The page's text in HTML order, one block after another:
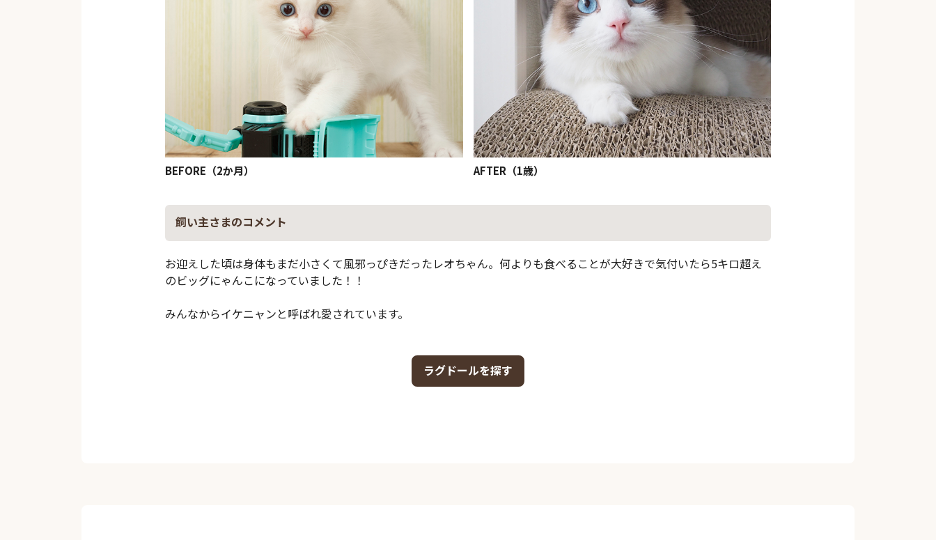
BEFORE（2か月） AFTER（1歳）
飼い主さまのコメント
お迎えした頃は身体もまだ小さくて風邪っぴきだったレオちゃん。何よりも食べることが大好きで気付いたら5キロ超え
のビッグにゃんこになっていました！！
みんなからイケニャンと呼ばれ愛されています。
ラグドールを探す